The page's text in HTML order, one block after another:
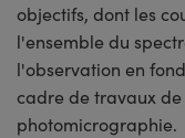
objectifs, dont les
l'ensemble du
l'observation en
cadre de travaux
photomicrographie.